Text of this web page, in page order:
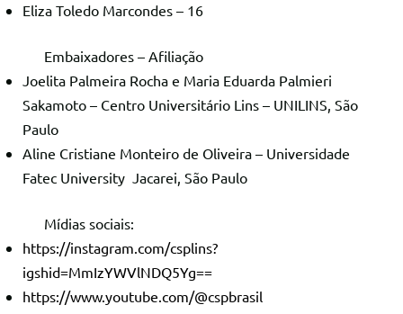
Eliza Toledo Marcondes – 16
Embaixadores – Afiliação
Joelita Palmeira Rocha e Maria Eduarda Palmieri
Sakamoto – Centro Universitário Lins – UNILINS, São
Paulo
Aline Cristiane Monteiro de Oliveira – Universidade
Fatec University Jacarei, São Paulo
Mídias sociais:
https://instagram.com/csplins?
igshid=MmIzYWVlNDQ5Yg==
https://www.youtube.com/@cspbrasil